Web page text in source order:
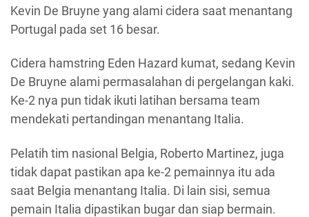
Kevin De Bruyne yang alami cidera saat menantang
Portugal pada set 16 besar.
Cidera hamstring Eden Hazard kumat, sedang Kevin
De Bruyne alami permasalahan di pergelangan kaki.
Ke-2 nya pun tidak ikuti latihan bersama team
mendekati pertandingan menantang Italia.
Pelatih tim nasional Belgia, Roberto Martinez, juga
tidak dapat pastikan apa ke-2 pemainnya itu ada
saat Belgia menantang Italia. Di lain sisi, semua
pemain Italia dipastikan bugar dan siap bermain.